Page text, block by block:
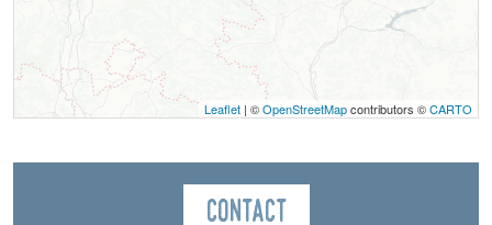
Leaflet | ©OpenStreetMapcontributors ©CARTO
Contact